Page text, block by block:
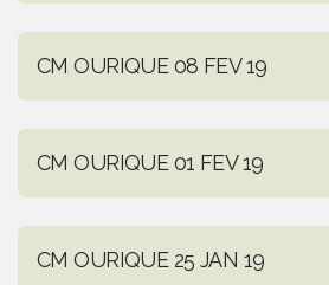
CM OURIQUE 08 FEV 19
CM OURIQUE 01 FEV 19
CM OURIQUE 25 JAN 19